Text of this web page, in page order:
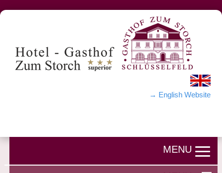
→ English Website